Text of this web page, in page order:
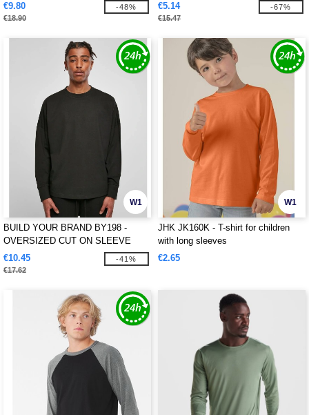
€9.80
€18.90
-48%
€5.14
€15.47
-67%
W1
BUILD YOUR BRAND BY198 -
OVERSIZED CUT ON SLEEVE
LONGSLEEVE
€10.45
€17.62
-41%
W1
JHK JK160K - T-shirt for children
with long sleeves
€2.65